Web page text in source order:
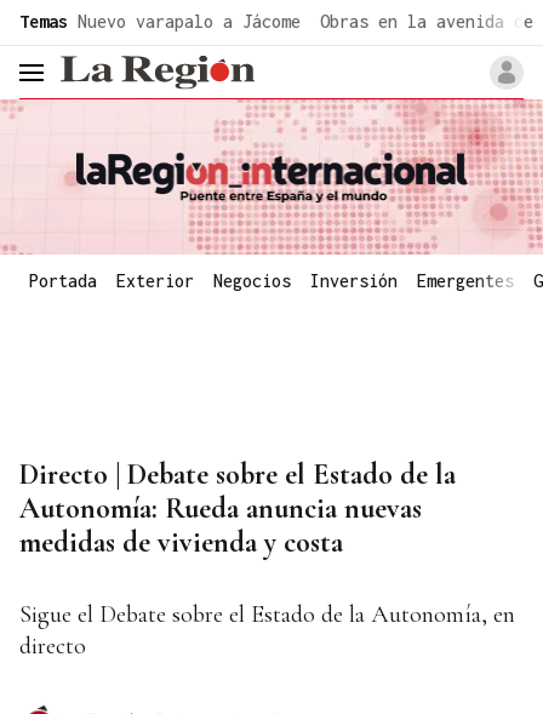
Temas Nuevo varapalo a Jácome Obras en la avenida de
header.menu.open
Portada Exterior Negocios Inversión Emergentes
Directo | Debate sobre el Estado de la
Autonomía: Rueda anuncia nuevas
medidas de vivienda y costa
Sigue el Debate sobre el Estado de la Autonomía, en
directo